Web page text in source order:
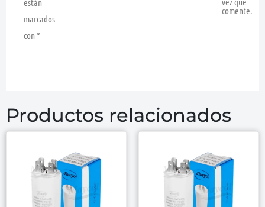
están
marcados
con *
comente.
Productos relacionados